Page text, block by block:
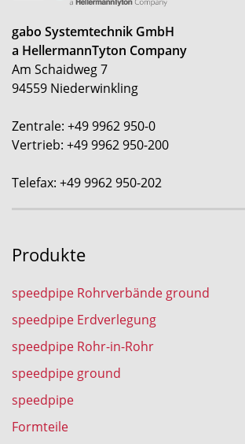
gabo Systemtechnik GmbH
a HellermannTyton Company
Am Schaidweg 7
94559 Niederwinkling
Zentrale: +49 9962 950-0
Vertrieb: +49 9962 950-200
Telefax: +49 9962 950-202
Produkte
speedpipe Rohrverbände ground
speedpipe Erdverlegung
speedpipe Rohr-in-Rohr
speedpipe ground
speedpipe
Formteile